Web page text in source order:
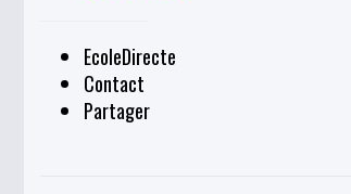
EcoleDirecte
Contact
Partager